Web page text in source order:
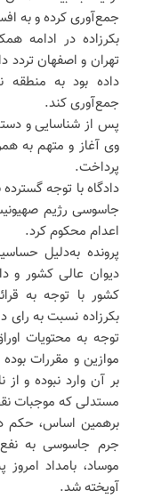
جمع‌آوری کرده و به
بکرزاده در ادامه
تهران و اصفهان تردد
داده بود به
جمع‌آوری کند.
پس از شناسایی و
وی آغاز و متهم به
پرداخت.
دادگاه با توجه
جاسوسی رژیم
اعدام محکوم کرد.
پرونده به‌دلیل
دیوان عالی کشور و
کشور با توجه به
بکرزاده نسبت به رای
توجه به محتویات
موازین و مقررات
بر آن وارد نبوده و
مستدلی که موجبات
برهمین اساس، حکم
جرم جاسوسی به نفع
موساد، بامداد
آویخته شد.